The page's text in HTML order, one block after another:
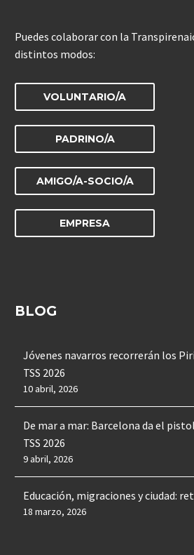
Puedes colaborar con la
distintos modos:
VOLUNTARIO/A
PADRINO/A
AMIGO/A-SOCIO/A
EMPRESA
BLOG
Jóvenes navarros recorrerán los
TSS 2026
10 abril, 2026
De mar a mar: Barcelona da el
TSS 2026
9 abril, 2026
Educación, migraciones y ciudad:
18 marzo, 2026